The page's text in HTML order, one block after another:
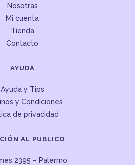
Nosotras
Mi cuenta
Tienda
Contacto
AYUDA
Ayuda y Tips
y Condiciones
de privacidad
AL PUBLICO
2395 – Palermo